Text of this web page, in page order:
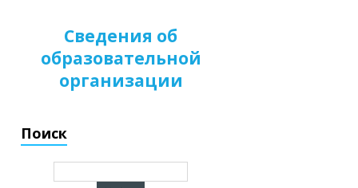
Сведения об
образовательной
организации
Поиск